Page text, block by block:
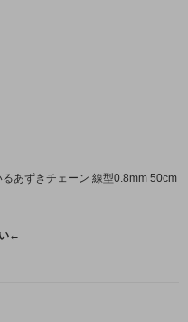
あずきチェーン 線型0.8mm 50cm
←